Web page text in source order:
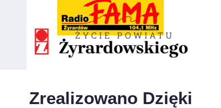
Zrealizowano Dzięki